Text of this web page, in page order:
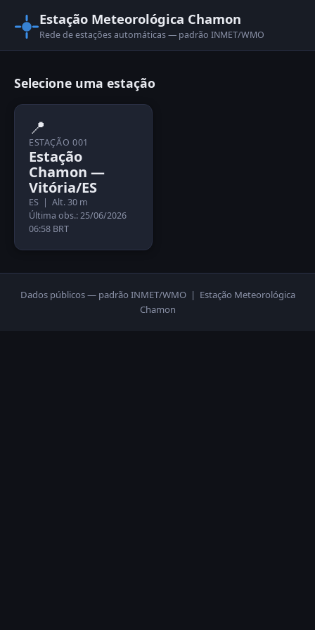
Estação Meteorológica Chamon
Rede de estações automáticas — padrão INMET/WMO
Selecione uma estação
📍
ESTAÇÃO 001
Estação
Chamon —
Vitória/ES
ES | Alt. 30 m
Última obs.: 25/06/2026
06:58 BRT
Dados públicos — padrão INMET/WMO | Estação Meteorológica
Chamon